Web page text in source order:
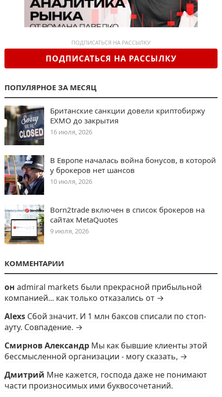
ПОДПИСАТЬСЯ НА РАССЫЛКУ
ПОДПИСАТЬСЯ НА РАССЫЛКУ
ПОПУЛЯРНОЕ ЗА МЕСЯЦ
Британские санкции довели криптобиржу
EXMO до закрытия
16 июля, 2026
В Европе началась война бонусов, в которой
у брокеров нет шансов
10 июля, 2026
Born2trade включен в список брокеров на
сайтах MetaQuotes
9 июля, 2026
КОММЕНТАРИИ
он admiral markets были прекрасной прибыльной
компанией... как только отказались от →
Alexs Сбой значит. И 1 млн баксов списали по стоп-
ауту. Совпадение. →
Смирнов Александр Мы как бывшие клиенты этой
бессмысленной организации - могу сказать, →
Дмитрий Мне кажется, господа даже не понимают
части произносимых ими буквосочетаний.